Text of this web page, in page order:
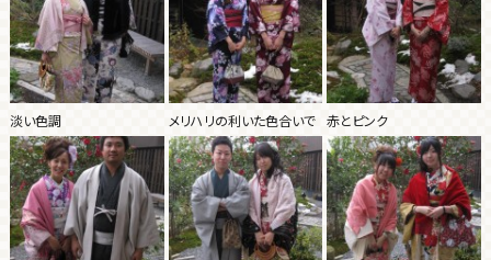
淡い色調 メリハリの利いた色合いで 赤とピンク